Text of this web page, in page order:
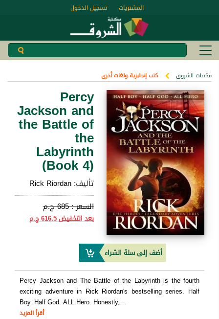
تسجيل الدخول المشتريات
مكتبات الشروق كتب إنجليزية ولغات أخرى
Percy
Jackson and
the Battle of
the
Labyrinth
(Book 4)
تأليف:Rick Riordan
السعر :685 ج.م
بعد التخفيض616.5 ج.م
أضف إلى سلة الشراء
Percy Jackson and The Battle of the Labyrinth is the fourth
exciting adventure in Rick Riordan's bestselling series. Half
Boy. Half God. ALL Hero. Honestly,…
أقرأ المزيد